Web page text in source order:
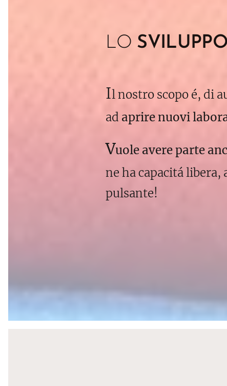
LO SVILUPPO
Il nostro scopo é, di
ad aprire nuovi
Vuole avere parte
ne ha capacitá
pulsante!